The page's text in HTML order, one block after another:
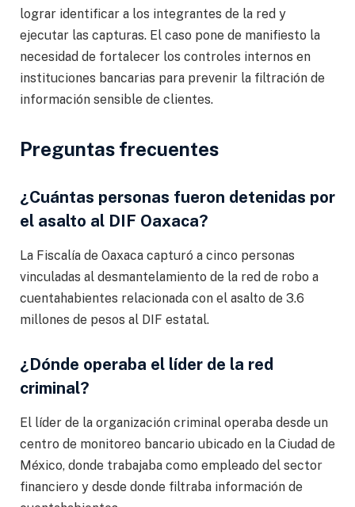
lograr identificar a los integrantes de la red y
ejecutar las capturas. El caso pone de manifiesto la
necesidad de fortalecer los controles internos en
instituciones bancarias para prevenir la filtración de
información sensible de clientes.
Preguntas frecuentes
¿Cuántas personas fueron detenidas por
el asalto al DIF Oaxaca?
La Fiscalía de Oaxaca capturó a cinco personas
vinculadas al desmantelamiento de la red de robo a
cuentahabientes relacionada con el asalto de 3.6
millones de pesos al DIF estatal.
¿Dónde operaba el líder de la red
criminal?
El líder de la organización criminal operaba desde un
centro de monitoreo bancario ubicado en la Ciudad de
México, donde trabajaba como empleado del sector
financiero y desde donde filtraba información de